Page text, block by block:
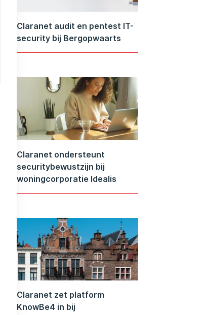
Claranet audit en pentest IT-
security bij Bergopwaarts
Claranet ondersteunt
securitybewustzijn bij
woningcorporatie Idealis
Claranet zet platform
KnowBe4 in bij